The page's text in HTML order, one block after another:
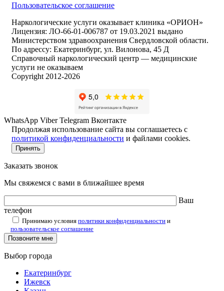
Пользовательское соглашение
Наркологические услуги оказывает клиника «ОРИОН»
Лицензия: ЛО-66-01-006787 от 19.03.2021 выдано
Министерством здравоохранения Свердловской области.
По адрессу: Екатеринбург, ул. Вилонова, 45 Д
Справочный наркологический центр — медицинские
услуги не оказываем
Copyright 2012-2026
WhatsApp Viber Telegram Вконтакте
Продолжая использование сайта вы соглашаетесь с
политикой конфиденциальности и файлами cookies.
Принять
Заказать звонок
Мы свяжемся с вами в ближайшее время
Ваш
телефон
Принимаю условия политики конфиденциальности и
пользовательское соглашение
Выбор города
Екатеринбург
Ижевск